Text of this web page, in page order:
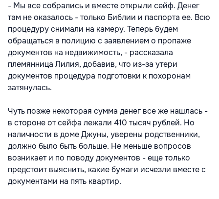
- Мы все собрались и вместе открыли сейф. Денег
там не оказалось - только Библии и паспорта ее. Всю
процедуру снимали на камеру. Теперь будем
обращаться в полицию с заявлением о пропаже
документов на недвижимость, - рассказала
племянница Лилия, добавив, что из-за утери
документов процедура подготовки к похоронам
затянулась.
Чуть позже некоторая сумма денег все же нашлась -
в стороне от сейфа лежали 410 тысяч рублей. Но
наличности в доме Джуны, уверены родственники,
должно было быть больше. Не меньше вопросов
возникает и по поводу документов - еще только
предстоит выяснить, какие бумаги исчезли вместе с
документами на пять квартир.